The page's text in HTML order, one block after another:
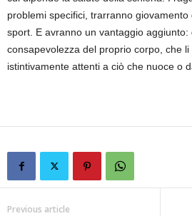
problemi specifici, trarranno
sport. E avranno un vantaggio
consapevolezza del proprio corpo, che li
istintivamente attenti a ciò che nuoce o
Previous article